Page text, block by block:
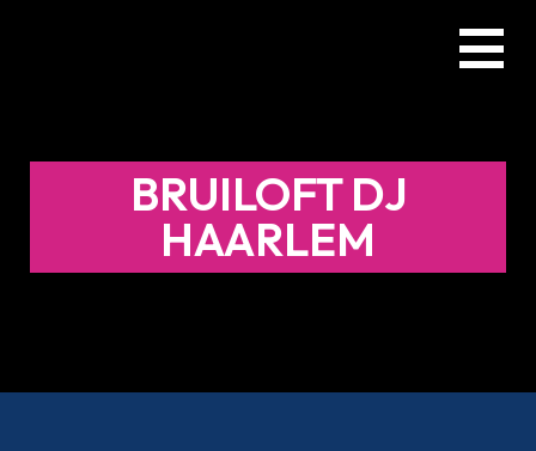
Menu
BRUILOFT DJ
HAARLEM